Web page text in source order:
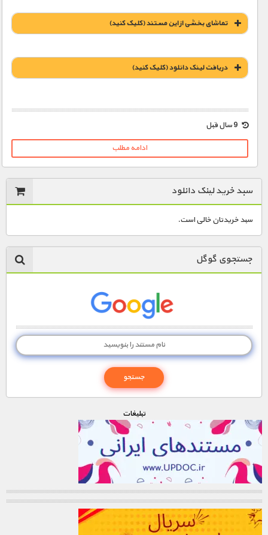
تماشای بخشی از این مستند (کلیک کنید)
دریافت لينک دانلود (کليک کنيد)
1900 تومان – خريد لينک دانلود (افزودن به سبد خريد)
ادامه مطلب
سبد خرید لینک دانلود
سبد خریدتان خالی است.
جستجوی گوگل
تبليغات